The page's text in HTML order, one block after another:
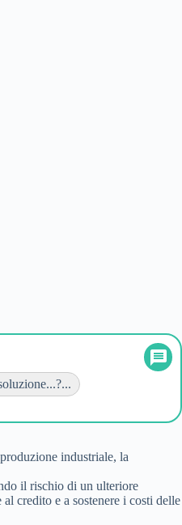
industriale, la
il rischio di un ulteriore
credito e a sostenere i costi delle